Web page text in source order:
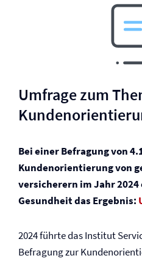
Umfrage zum
Bei einer Befragung von
Kundenorientierung von
versicherern im Jahr 2024
Gesundheit das Ergebnis:
2024 führte das Institut
Befragung zur